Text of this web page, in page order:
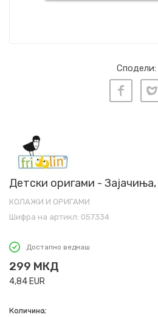
Сподели:
Детски оригами - Зајачиња,
КОЛАЖИ И ОРИГАМИ
Шифра на артикл: 057334
Достапно веднаш
299 МКД
4,84EUR
Количина: